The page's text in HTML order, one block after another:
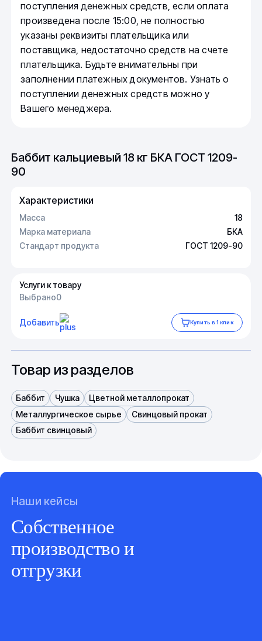
поступления денежных средств, если оплата
произведена после 15:00, не полностью
указаны реквизиты плательщика или
поставщика, недостаточно средств на счете
плательщика. Будьте внимательны при
заполнении платежных документов. Узнать о
поступлении денежных средств можно у
Вашего менеджера.
Баббит кальциевый 18 кг БКА ГОСТ 1209-
90
Характеристики
Масса
18
Марка материала
БКА
Стандарт продукта
ГОСТ 1209-90
Услуги к товару
Выбрано0
Добавить Купить в 1 клик
Товар из разделов
Баббит Чушка
Цветной металлопрокат
Металлургическое сырье
Свинцовый прокат
Баббит свинцовый
Наши кейсы
Собственное
производство и
отгрузки